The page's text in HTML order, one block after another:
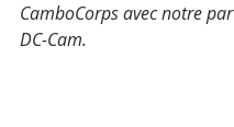
CamboCorps avec notre
DC-Cam.